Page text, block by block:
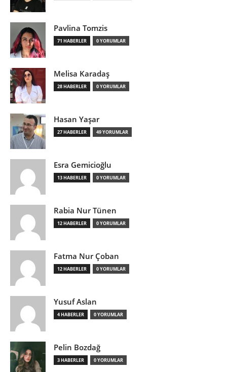
Pavlina Tomzis
71 HABERLER 0 YORUMLAR
Melisa Karadaş
28 HABERLER 0 YORUMLAR
Hasan Yaşar
27 HABERLER 49 YORUMLAR
Esra Gemicioğlu
13 HABERLER 0 YORUMLAR
Rabia Nur Tünen
12 HABERLER 0 YORUMLAR
Fatma Nur Çoban
12 HABERLER 0 YORUMLAR
Yusuf Aslan
4 HABERLER 0 YORUMLAR
Pelin Bozdağ
3 HABERLER 0 YORUMLAR